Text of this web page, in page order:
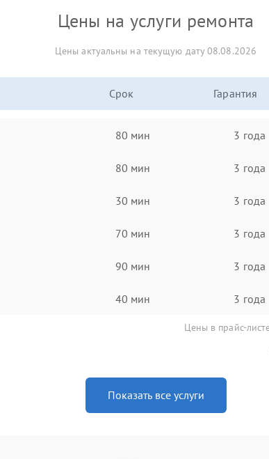
Цены на услуги ремонта
Цены актуальны на текущую дату 08.08.2026
Срок Гарантия
80 мин 3 года
80 мин 3 года
30 мин 3 года
70 мин 3 года
90 мин 3 года
40 мин 3 года
Цены в прайс-
Показать все услуги